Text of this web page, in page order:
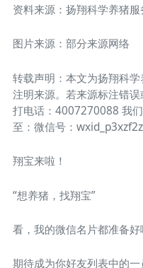
资料来源：扬翔科学养猪服
图片来源：部分来源网络
转载声明：本文为扬翔科
注明来源。若来源标注错
打电话：4007270088 我
至：微信号：
翔宝来啦！
“想养猪，找翔宝”
看，我的微信名片都准备好
期待成为你好友列表中的一